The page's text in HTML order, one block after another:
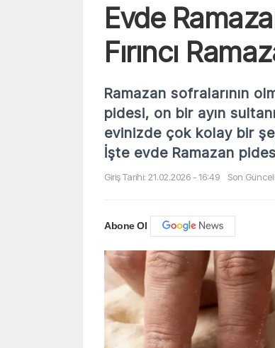
Evde
Fırıncı
Ramazan sofralarının
pidesi, on bir ayın
evinizde çok kolay bir
İşte evde Ramazan
Giriş Tarihi: 21.02.2026 - 16:49 Son
Abone Ol